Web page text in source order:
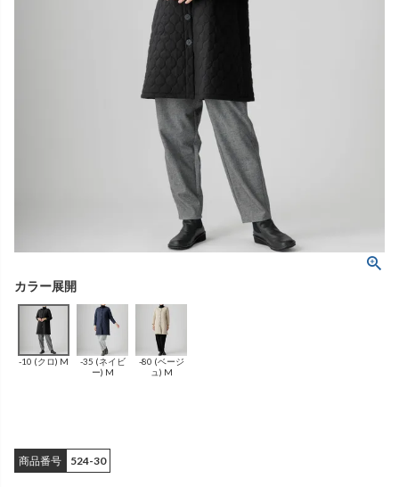
ショルダーバッグ
かぐらやバッグ一覧
カーディガン
ブラウス
（無地）
ポリウレタン4%）
ふんわりあたたか
（綿56%、アクリル24%、
ナイロン16%、
（無地）
（レーヨン76％、 ポリエステル18％、
シルク4％、ポリウレタン2%）
ソックス・タイツ・ストッキ
雑貨一覧
-10 (クロ) M
-35 (ネイビ
ー) M
-80 (ベージ
ュ) M
商品番号 524-30